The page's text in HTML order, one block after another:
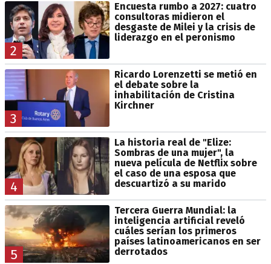
2
Encuesta rumbo a 2027: cuatro
consultoras midieron el
desgaste de Milei y la crisis de
liderazgo en el peronismo
3
Ricardo Lorenzetti se metió en
el debate sobre la
inhabilitación de Cristina
Kirchner
4
La historia real de "Elize:
Sombras de una mujer", la
nueva película de Netflix sobre
el caso de una esposa que
descuartizó a su marido
5
Tercera Guerra Mundial: la
inteligencia artificial reveló
cuáles serían los primeros
países latinoamericanos en ser
derrotados